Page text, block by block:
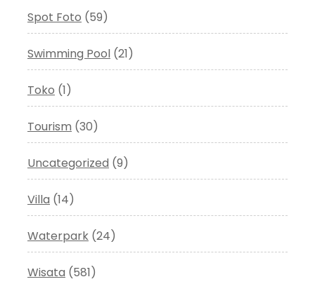
Spot Foto (59)
Swimming Pool (21)
Toko (1)
Tourism (30)
Uncategorized (9)
Villa (14)
Waterpark (24)
Wisata (581)